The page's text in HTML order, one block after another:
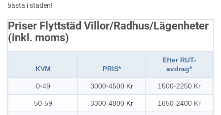
bästa i staden!
Priser Flyttstäd Villor/Radhus/Lägenheter
(inkl. moms)
KVM PRIS*
Efter RUT-
avdrag*
0-49 3000-4500 Kr 1500-2250 Kr
50-59 3300-4800 Kr 1650-2400 Kr